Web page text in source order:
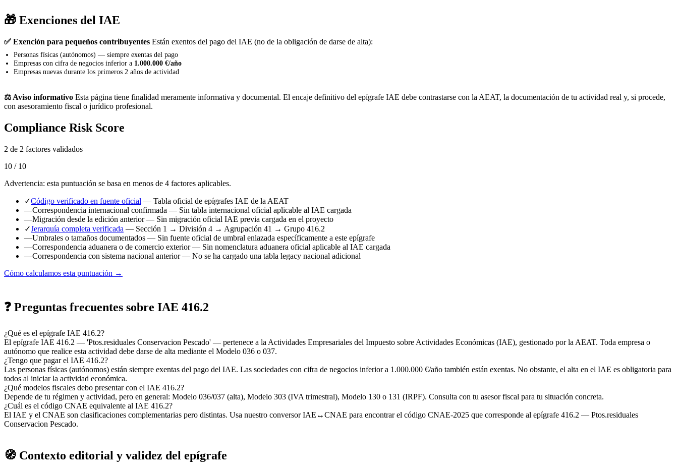
🎁 Exenciones del IAE
✅ Exención para pequeños contribuyentes Están exentos del pago del IAE (no de la obligación de darse de alta):
Personas físicas (autónomos) — siempre exentas del pago
Empresas con cifra de negocios inferior a 1.000.000 €/año
Empresas nuevas durante los primeros 2 años de actividad
⚖️ Aviso informativo Esta página tiene finalidad meramente informativa y documental. El encaje definitivo del epígrafe IAE debe contrastarse con la AEAT, la documentación de tu actividad real y, si procede,
con asesoramiento fiscal o jurídico profesional.
Compliance Risk Score
2 de 2 factores validados
10 / 10
Advertencia: esta puntuación se basa en menos de 4 factores aplicables.
✓Código verificado en fuente oficial — Tabla oficial de epígrafes IAE de la AEAT
—Correspondencia internacional confirmada — Sin tabla internacional oficial aplicable al IAE cargada
—Migración desde la edición anterior— Sin migración oficial IAE previa cargada en el proyecto
✓Jerarquía completa verificada — Sección 1 → División 4 → Agrupación 41 → Grupo 416.2
—Umbrales o tamaños documentados — Sin fuente oficial de umbral enlazada específicamente a este epígrafe
—Correspondencia aduanera o de comercio exterior— Sin nomenclatura aduanera oficial aplicable al IAE cargada
—Correspondencia con sistema nacional anterior— No se ha cargado una tabla legacy nacional adicional
Cómo calculamos esta puntuación →
❓ Preguntas frecuentes sobre IAE 416.2
¿Qué es el epígrafe IAE 416.2?
El epígrafe IAE 416.2 — 'Ptos.residuales Conservacion Pescado' — pertenece a la Actividades Empresariales del Impuesto sobre Actividades Económicas (IAE), gestionado por la AEAT. Toda empresa o
autónomo que realice esta actividad debe darse de alta mediante el Modelo 036 o 037.
¿Tengo que pagar el IAE 416.2?
Las personas físicas (autónomos) están siempre exentas del pago del IAE. Las sociedades con cifra de negocios inferior a 1.000.000 €/año también están exentas. No obstante, el alta en el IAE es obligatoria para
todos al iniciar la actividad económica.
¿Qué modelos fiscales debo presentar con el IAE 416.2?
Depende de tu régimen y actividad, pero en general: Modelo 036/037 (alta), Modelo 303 (IVA trimestral), Modelo 130 o 131 (IRPF). Consulta con tu asesor fiscal para tu situación concreta.
¿Cuál es el código CNAE equivalente al IAE 416.2?
El IAE y el CNAE son clasificaciones complementarias pero distintas. Usa nuestro conversor IAE↔CNAE para encontrar el código CNAE-2025 que corresponde al epígrafe 416.2 — Ptos.residuales
Conservacion Pescado.
🧭 Contexto editorial y validez del epígrafe